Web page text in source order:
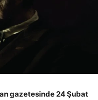
gazetesinde 24 Şubat